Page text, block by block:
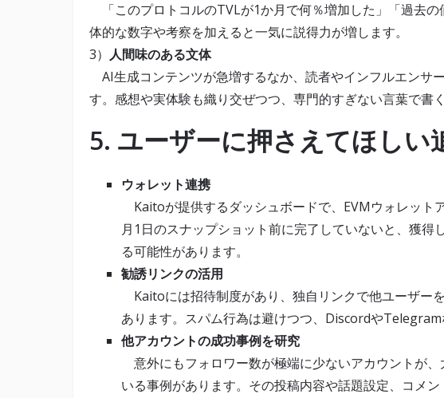
「このプロトコルのTVLが1か月で何％増加した」「過去
体的な数字や考察を加えると一気に説得力が増します。
3） 人間味のある文体
AI生成コンテンツが急増するなか、読者やインフルエンサ
す。感想や実体験も織り交ぜつつ、専門的すぎない言葉で書
5. ユーザーに押さえてほしい
ウォレット連携
Kaitoが提供するダッシュボードで、EVMウォレット
月1日のスナップショット前に完了していないと、獲得
る可能性があります。
勧誘リンクの活用
Kaitoには招待制度があり、独自リンクで他ユーザー
あります。スパム行為は避けつつ、DiscordやTelegram
他アカウントの成功事例を研究
意外にもフォロワー数が極端に少ないアカウントが
いる事例があります。その投稿内容や話題設定、コメ